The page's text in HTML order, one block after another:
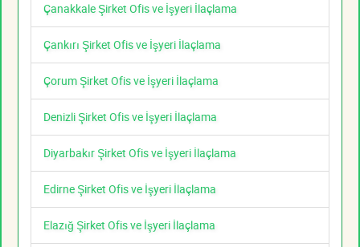
Çanakkale Şirket Ofis ve İşyeri İlaçlama
Çankırı Şirket Ofis ve İşyeri İlaçlama
Çorum Şirket Ofis ve İşyeri İlaçlama
Denizli Şirket Ofis ve İşyeri İlaçlama
Diyarbakır Şirket Ofis ve İşyeri İlaçlama
Edirne Şirket Ofis ve İşyeri İlaçlama
Elazığ Şirket Ofis ve İşyeri İlaçlama